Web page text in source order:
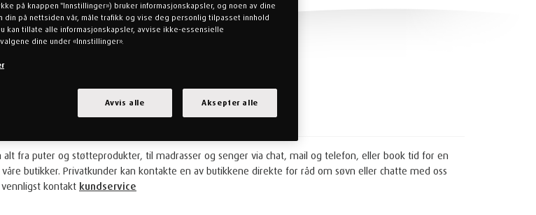
fra puter og støtteprodukter, til madrasser og senger via chat, mail og telefon, eller book tid for en
butikker. Privatkunder kan kontakte en av butikkene direkte for råd om søvn eller chatte med oss
kontakt kundservice
på knappen "Innstillinger») bruker informasjonskapsler, og noen av dine
din på nettsiden vår, måle trafikk og vise deg personlig tilpasset innhold
kan tillate alle informasjonskapsler, avvise ikke-essensielle
dine under «Innstillinger».
Avvis alle Aksepter alle